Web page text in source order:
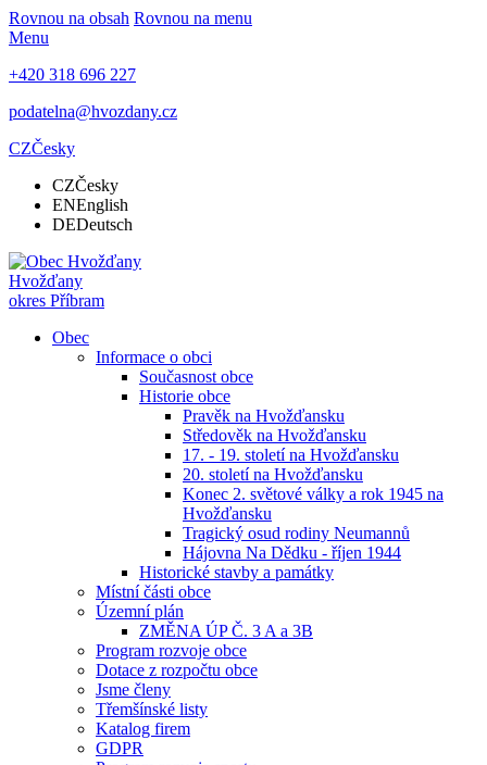
Rovnou na obsah Rovnou na menu
Menu
+420 318 696 227
podatelna@hvozdany.cz
CZČesky
CZČesky
ENEnglish
DEDeutsch
Hvožďany
okres Příbram
Obec
Informace o obci
Současnost obce
Historie obce
Pravěk na Hvožďansku
Středověk na Hvožďansku
17. - 19. století na Hvožďansku
20. století na Hvožďansku
Konec 2. světové války a rok 1945 na
Hvožďansku
Tragický osud rodiny Neumannů
Hájovna Na Dědku - říjen 1944
Historické stavby a památky
Místní části obce
Územní plán
ZMĚNA ÚP Č. 3 A a 3B
Program rozvoje obce
Dotace z rozpočtu obce
Jsme členy
Třemšínské listy
Katalog firem
GDPR